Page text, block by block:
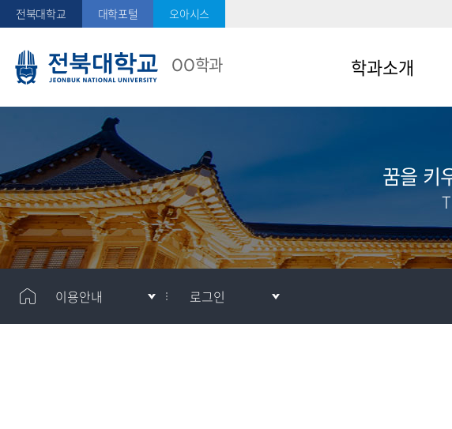
전북대학교 대학포털 오아시스
OO학과 학과소개
꿈을 키
이용안내 로그인